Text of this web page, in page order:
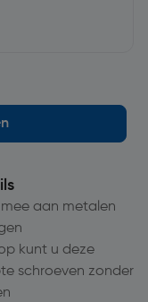
aan metalen
kunt u deze
schroeven zonder